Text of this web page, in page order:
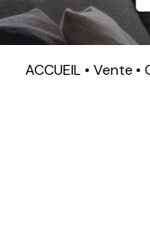
ACCUEIL Vente